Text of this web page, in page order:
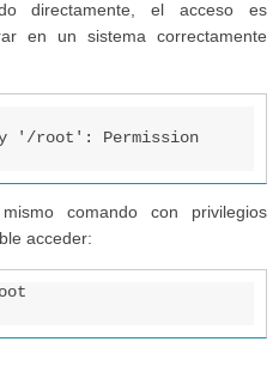
directamente, el acceso es
en un sistema correctamente
'/root': Permission
comando con privilegios
acceder: